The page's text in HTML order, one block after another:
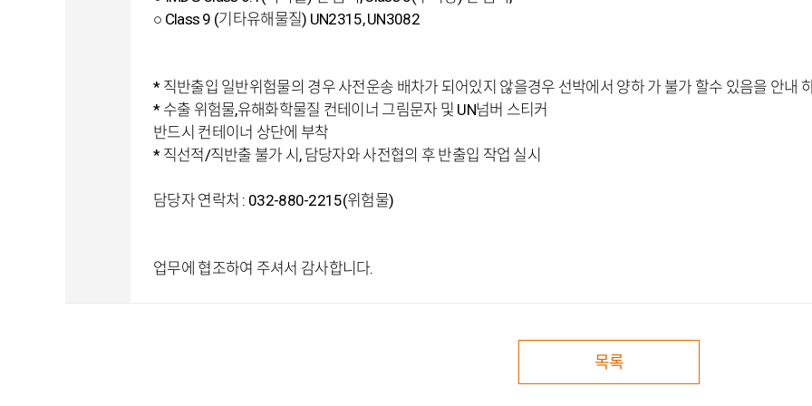
○ Class 9 (기타유해물질) UN2315, UN3082
* 직반출입 일반위험물의 경우 사전운송 배차가 되어있지 않을경우 선박에서 양하 가 불가 할수 있음을 안내
* 수출 위험물,유해화학물질 컨테이너 그림문자 및 UN넘버 스티커
반드시 컨테이너 상단에 부착
* 직선적/직반출 불가 시, 담당자와 사전협의 후 반출입 작업 실시
담당자 연락처 : 032-880-2215(위험물)
업무에 협조하여 주셔서 감사합니다.
목록